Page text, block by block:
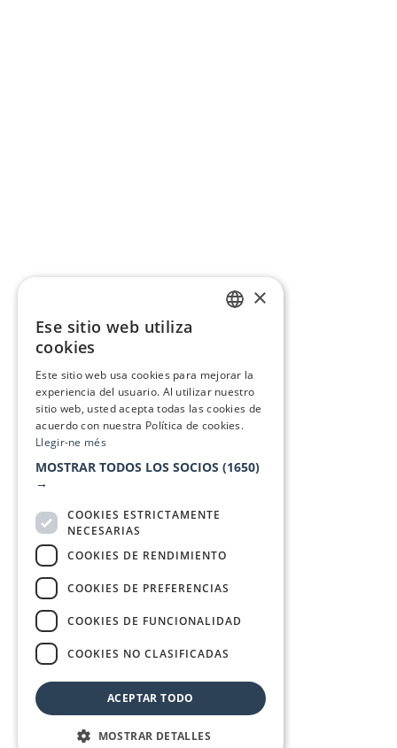
×
Ese sitio web utiliza
cookies
Este sitio web usa cookies para mejorar la
experiencia del usuario. Al utilizar nuestro
sitio web, usted acepta todas las cookies de
acuerdo con nuestra Política de cookies.
Llegir-ne més
MOSTRAR TODOS LOS SOCIOS (1650)
→
COOKIES ESTRICTAMENTE
NECESARIAS
COOKIES DE RENDIMIENTO
COOKIES DE PREFERENCIAS
COOKIES DE FUNCIONALIDAD
COOKIES NO CLASIFICADAS
ACEPTAR TODO
MOSTRAR DETALLES